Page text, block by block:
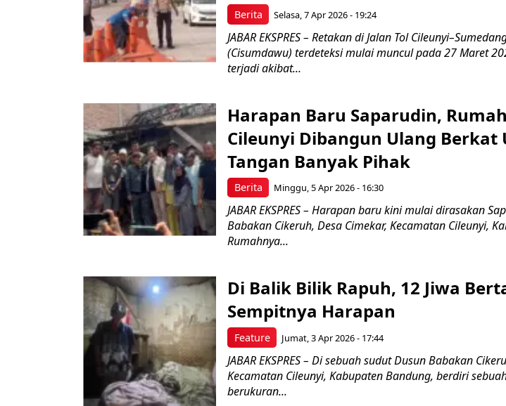
Berita Selasa, 7 Apr 2026 - 19:24
JABAR EKSPRES – Retakan di Jalan Tol
(Cisumdawu) terdeteksi mulai muncul pada 27 Maret
terjadi akibat...
Berita
Harapan Baru Saparudin,
Cileunyi Dibangun Ulang Berkat
Tangan Banyak Pihak
Minggu, 5 Apr 2026 - 16:30
JABAR EKSPRES – Harapan baru kini mulai dirasakan
Babakan Cikeruh, Desa Cimekar, Kecamatan Cileunyi,
Rumahnya...
Feature
Di Balik Bilik Rapuh, 12 Jiwa
Sempitnya Harapan
Jumat, 3 Apr 2026 - 17:44
JABAR EKSPRES – Di sebuah sudut Dusun Babakan
Kecamatan Cileunyi, Kabupaten Bandung, berdiri
berukuran...